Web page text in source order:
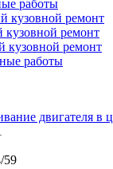
работы
кузовной ремонт
кузовной ремонт
кузовной ремонт
работы
59